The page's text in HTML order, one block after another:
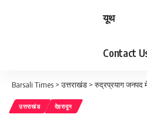
यूथ
Contact
Barsali Times >उत्तराखंड >रुद्रप्रयाग जनपद में
उत्तराखंड देहरादून